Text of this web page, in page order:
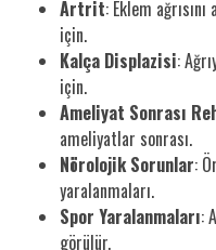
Artrit: Eklem
için.
Kalça Displazisi:
için.
Ameliyat Sonrası
ameliyatlar sonrası.
Nörolojik Sorunlar:
yaralanmaları.
Spor Yaralanmaları:
görülür.